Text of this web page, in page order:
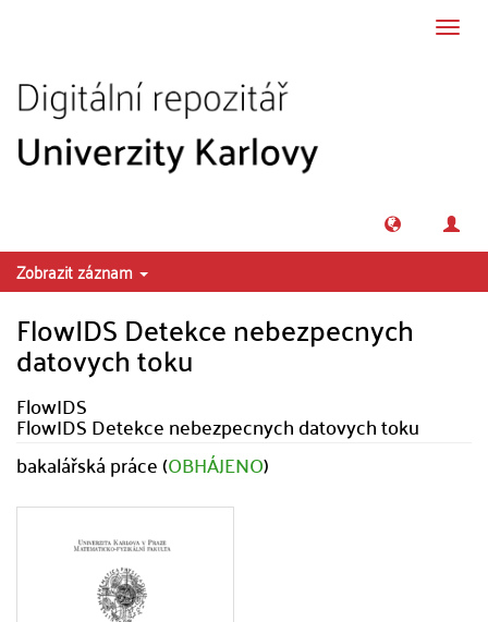
Zobrazit záznam
FlowIDS Detekce nebezpecnych
datovych toku
FlowIDS
FlowIDS Detekce nebezpecnych datovych toku
bakalářská práce (OBHÁJENO)